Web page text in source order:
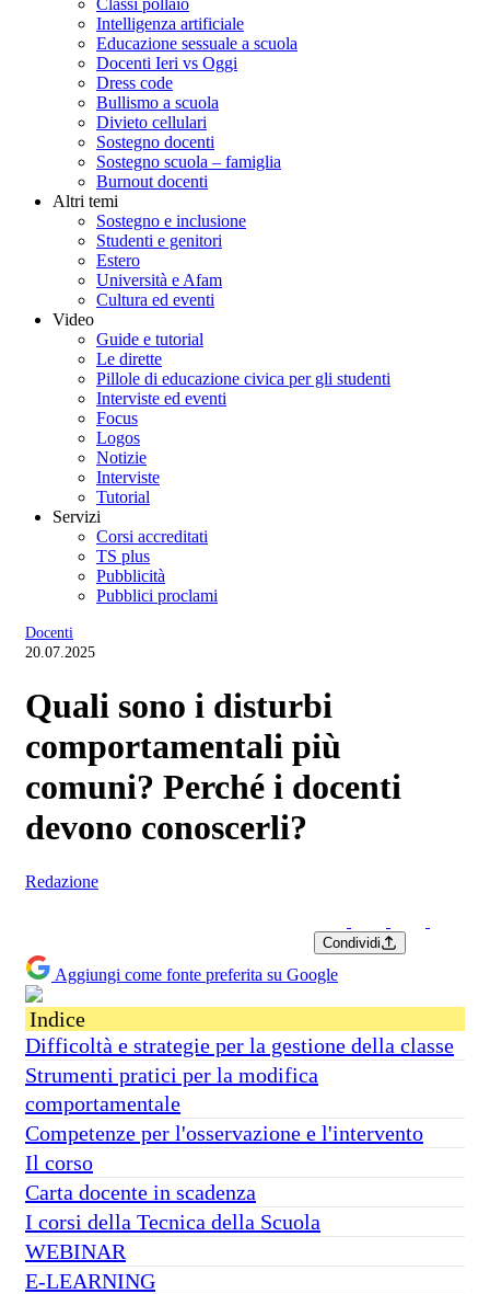
Classi pollaio
Intelligenza artificiale
Educazione sessuale a scuola
Docenti Ieri vs Oggi
Dress code
Bullismo a scuola
Divieto cellulari
Sostegno docenti
Sostegno scuola – famiglia
Burnout docenti
Altri temi
Sostegno e inclusione
Studenti e genitori
Estero
Università e Afam
Cultura ed eventi
Video
Guide e tutorial
Le dirette
Pillole di educazione civica per gli studenti
Interviste ed eventi
Focus
Logos
Notizie
Interviste
Tutorial
Servizi
Corsi accreditati
TS plus
Pubblicità
Pubblici proclami
Docenti
20.07.2025
Quali sono i disturbi
comportamentali più
comuni? Perché i docenti
devono conoscerli?
Redazione
Condividi
Aggiungi come fonte preferita su Google
Indice
Difficoltà e strategie per la gestione della classe
Strumenti pratici per la modifica
comportamentale
Competenze per l'osservazione e l'intervento
Il corso
Carta docente in scadenza
I corsi della Tecnica della Scuola
WEBINAR
E-LEARNING